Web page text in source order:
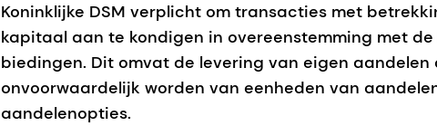
Koninklijke DSM verplicht om transacties met
kapitaal aan te kondigen in overeenstemming met
biedingen. Dit omvat de levering van eigen aandelen
onvoorwaardelijk worden van eenheden van
aandelenopties.